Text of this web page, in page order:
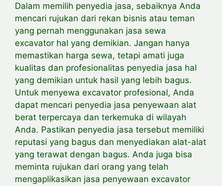
Dalam memilih penyedia jasa, sebaiknya Anda
mencari rujukan dari rekan bisnis atau teman
yang pernah menggunakan jasa sewa
excavator hal yang demikian. Jangan hanya
memastikan harga sewa, tetapi amati juga
kualitas dan profesionalitas penyedia jasa hal
yang demikian untuk hasil yang lebih bagus.
Untuk menyewa excavator profesional, Anda
dapat mencari penyedia jasa penyewaan alat
berat terpercaya dan terkemuka di wilayah
Anda. Pastikan penyedia jasa tersebut memiliki
reputasi yang bagus dan menyediakan alat-alat
yang terawat dengan bagus. Anda juga bisa
meminta rujukan dari orang yang telah
mengaplikasikan jasa penyewaan excavator